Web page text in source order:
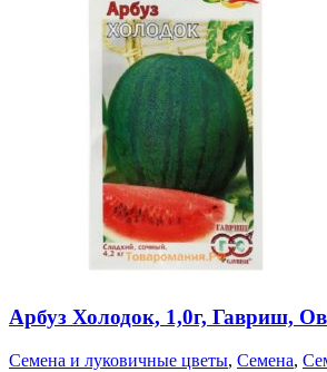
Арбуз Холодок, 1,0г, Гавриш,
Семена и луковичные цветы, Семена,